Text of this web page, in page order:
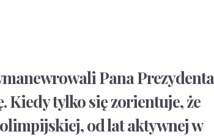
Pana Prezydenta
Kiedy tylko się zorientuje, że
od lat aktywnej w